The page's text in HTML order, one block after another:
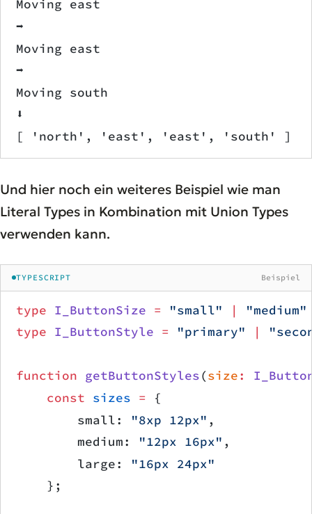
Moving east
➡️
Moving east
➡️
Moving south
⬇️
[ 'north', 'east', 'east', 'south' ]
Und hier noch ein weiteres Beispiel wie man
Literal Types in Kombination mit Union Types
verwenden kann.
TYPESCRIPT Beispiel
type I_ButtonSize = "small" | "medium"
type I_ButtonStyle = "primary" |
function getButtonStyles(size:
    const
sizes = {
        small:
"8xp 12px" ,
        medium:
"12px 16px" ,
        large:
"16px 24px"
    };